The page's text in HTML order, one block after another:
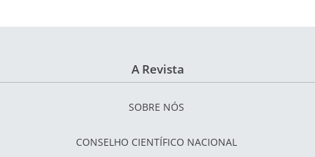
A Revista
SOBRE NÓS
CONSELHO CIENTÍFICO NACIONAL